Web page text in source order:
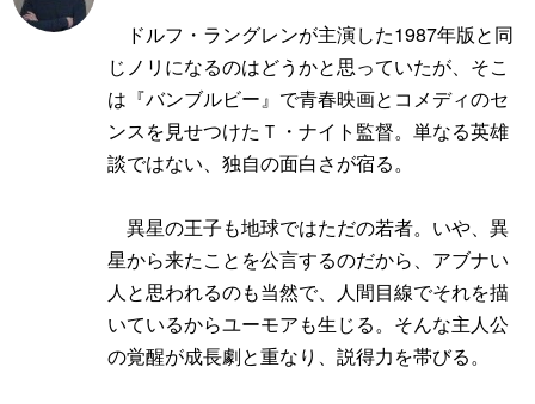
ドルフ・ラングレンが主演した1987年版と同
じノリになるのはどうかと思っていたが、そこ
は『バンブルビー』で青春映画とコメディのセ
ンスを見せつけたＴ・ナイト監督。単なる英雄
談ではない、独自の面白さが宿る。
異星の王子も地球ではただの若者。いや、異
星から来たことを公言するのだから、アブナい
人と思われるのも当然で、人間目線でそれを描
いているからユーモアも生じる。そんな主人公
の覚醒が成長劇と重なり、説得力を帯びる。